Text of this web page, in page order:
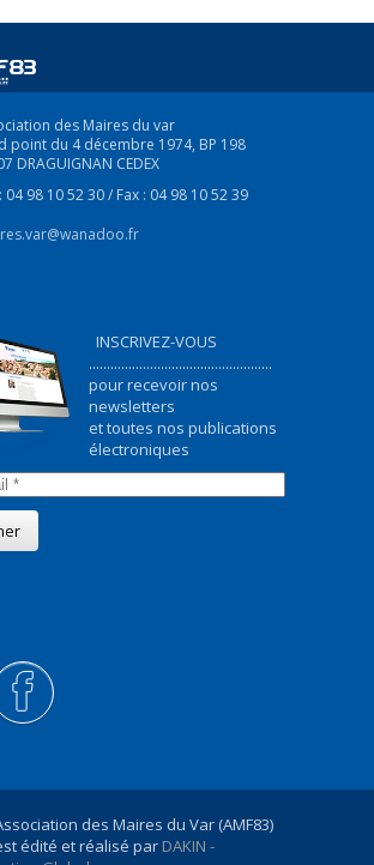
au mieux les réfugiés
des Maires du var
point du 4 décembre 1974, BP 198
DRAGUIGNAN CEDEX
04 98 10 52 30 / Fax : 04 98 10 52 39
INSCRIVEZ-VOUS
...................................................
pour recevoir nos
newsletters
et toutes nos publications
électroniques
des Maires du Var (AMF83)
édité et réalisé par DAKIN -